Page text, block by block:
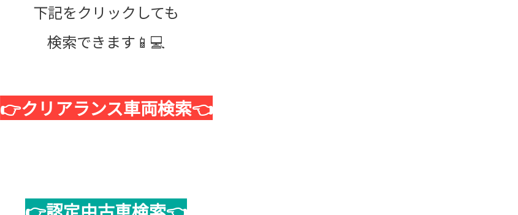
下記をクリックしても
検索できます📱💻
👉クリアランス車両検索👈